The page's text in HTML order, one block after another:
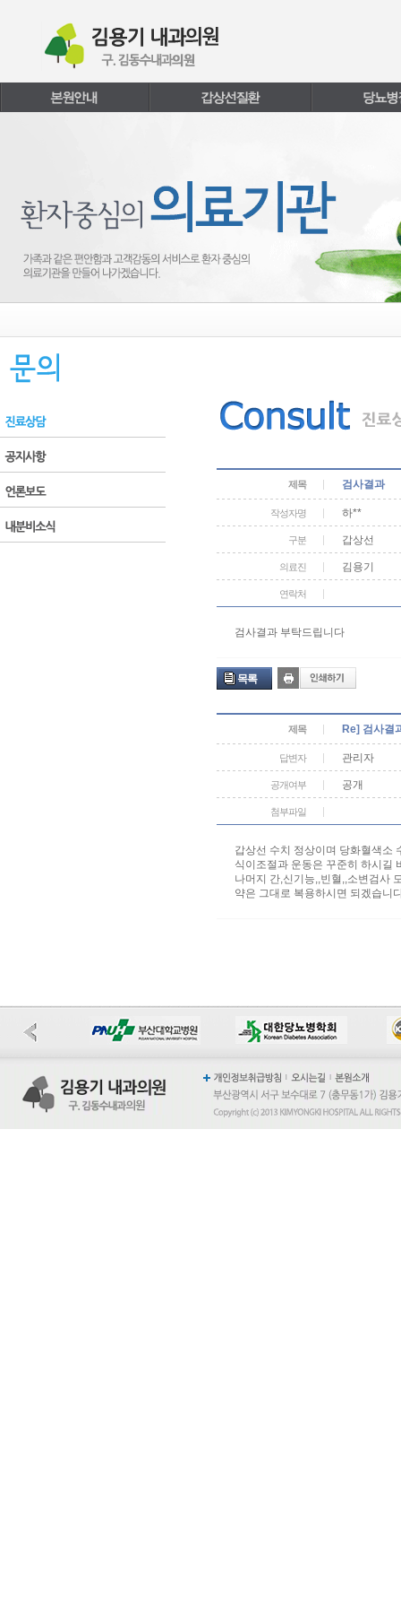
제목 검사결과
작성자명 하**
구분 갑상선
의료진 김용기
연락처
검사결과 부탁드립니다
목록
제목 Re] 검사결
답변자 관리자
공개여부 공개
첨부파일
갑상선 수치 정상이며 당화혈색소
식이조절과 운동은 꾸준히 하시길
나머지 간,신기능,,빈혈,,소변검사
약은 그대로 복용하시면 되겠습니